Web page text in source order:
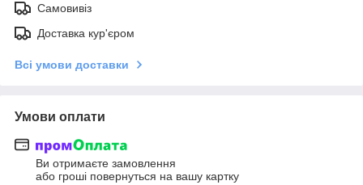
Самовивіз
Доставка кур'єром
Всі умови доставки
Умови оплати
Ви отримаєте замовлення
або гроші повернуться на вашу картку